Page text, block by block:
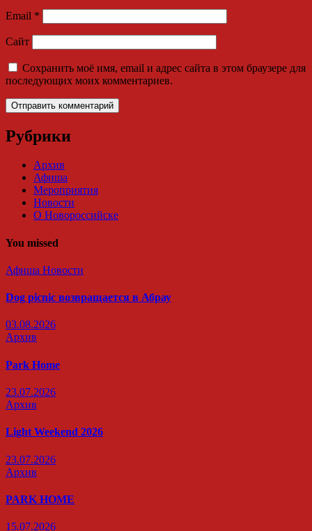
Email *
Сайт
Сохранить моё имя, email и адрес сайта в этом браузере для
последующих моих комментариев.
Рубрики
Архив
Афиша
Мероприятия
Новости
О Новороссийске
You missed
Афиша Новости
Dog picnic возвращается в Абрау
03.08.2026
Архив
Park Home
23.07.2026
Архив
Light Weekend 2026
23.07.2026
Архив
PARK HOME
15.07.2026